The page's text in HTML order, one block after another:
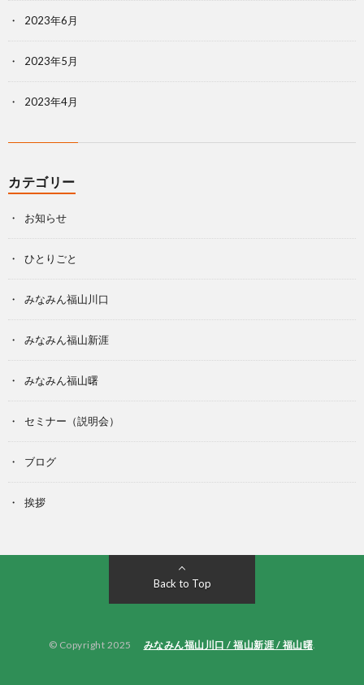
2023年6月
2023年5月
2023年4月
カテゴリー
お知らせ
ひとりごと
みなみん福山川口
みなみん福山新涯
みなみん福山曙
セミナー（説明会）
ブログ
挨拶
Back to Top
© Copyright 2025 みなみん福山川口 / 福山新涯 / 福山曙